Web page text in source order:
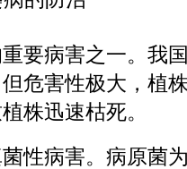
病害之一。我国
危害性极大，植
株迅速枯死。
病害。病原菌为